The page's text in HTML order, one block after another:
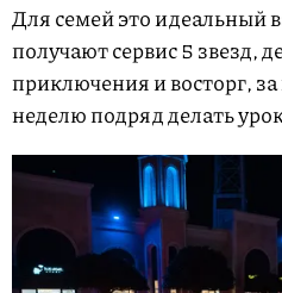
Для семей это идеальный
получают сервис 5 звезд,
приключения и восторг,
неделю подряд делать